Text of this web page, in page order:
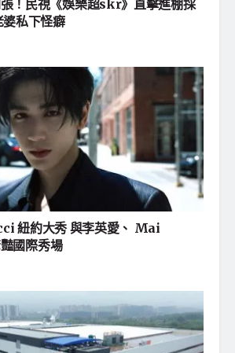
！民視《娛樂超skr》直擊進棚採
私下怪癖
紐約大秀 與李英愛、 Mai
國際秀場